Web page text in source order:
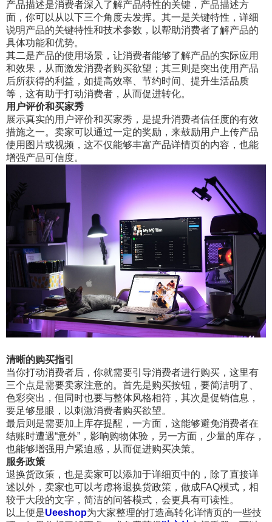
产品描述是消费者深入了解产品特性的关键，产品描述方
面，你可以从以下三个角度去发挥。其一是关键特性，详细
说明产品的关键特性和技术参数，以帮助消费者了解产品的
具体功能和优势。
其二是产品的使用场景，让消费者能够了解产品的实际应用
和效果，从而激发消费者购买欲望；其三则是突出使用产品
后所获得的利益，如提高效率、节约时间、提升生活品质
等，这有助于打动消费者，从而促进转化。
用户评价和买家秀
展示真实的用户评价和买家秀，是提升消费者信任度的有效
措施之一。卖家可以通过一定的奖励，来鼓励用户上传产品
使用图片或视频，这不仅能够丰富产品详情页的内容，也能
增强产品可信度。
清晰的购买指引
当你打动消费者后，你就需要引导消费者进行购买，这里有
三个点是需要卖家注意的。首先是购买按钮，要简洁明了、
色彩突出，但同时也要与整体风格相符，其次是促销信息，
要足够显眼，以刺激消费者购买欲望。
最后则是需要加上库存提醒，一方面，这能够避免消费者在
结账时遭遇“意外”，影响购物体验，另一方面，少量的库存，
也能够增强用户紧迫感，从而促进购买决策。
服务政策
退换货政策，也是卖家可以添加于详细页中的，除了直接详
述以外，卖家也可以考虑将退换货政策，做成FAQ模式，相
较于大段的文字，简洁的问答模式，会更具有可读性。
以上便是Ueeshop为大家整理的打造高转化详情页的一些技